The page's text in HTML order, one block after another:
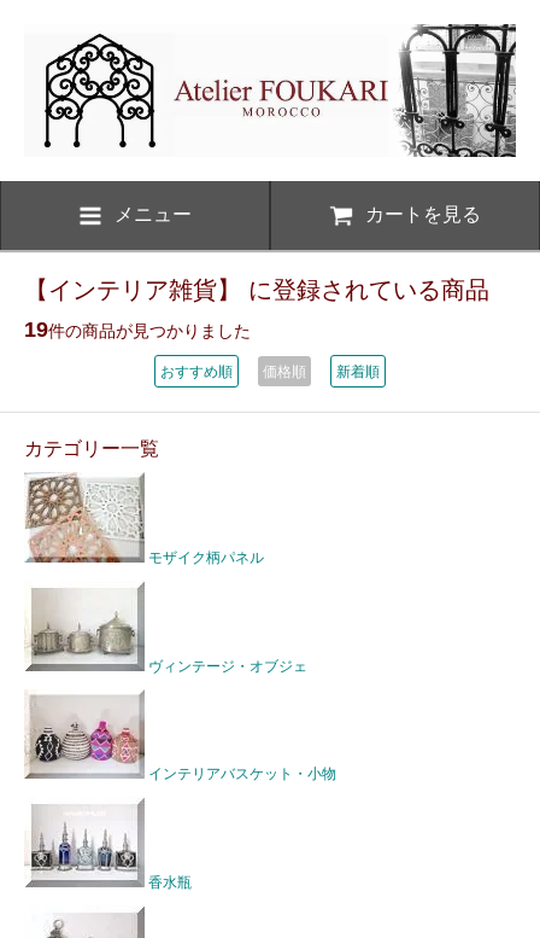
メニュー カートを見る
【インテリア雑貨】 に登録されている商品
19件の商品が見つかりました
おすすめ順 価格順 新着順
カテゴリー一覧
モザイク柄パネル
ヴィンテージ・オブジェ
インテリアバスケット・小物
香水瓶